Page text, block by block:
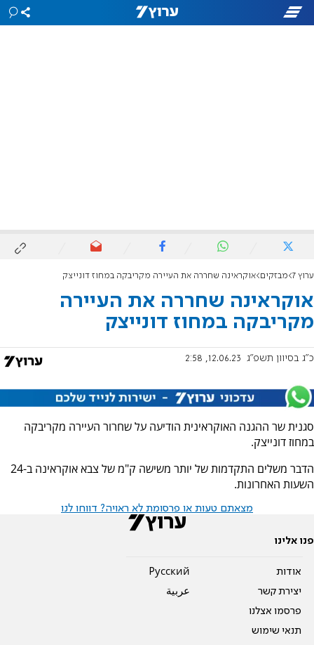
ערוץ 7 מבזקים אוקראינה שחררה את העיירה מקריבקה במחוז דונייצק
אוקראינה שחררה את העיירה
מקריבקה במחוז דונייצק
כ"ג בסיוון תשפ"ג 12.06.23, 2:58
סגנית שר ההגנה האוקראינית הודיעה על שחרור העיירה מקריבקה
במחוז דונייצק.
הדבר משלים התקדמות של יותר משישה ק"מ של צבא אוקראינה ב-24
השעות האחרונות.
מצאתם טעות או פרסומת לא ראויה? דווחו לנו
פנו אלינו
אודות
יצירת קשר
פרסמו אצלנו
תנאי שימוש
Pусский
عربية